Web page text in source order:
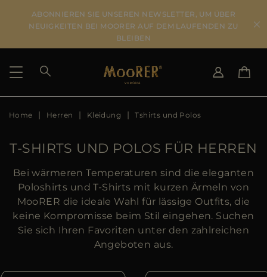
ABONNIEREN SIE UNSEREN NEWSLETTER, UM ÜBER
NEUIGKEITEN BEI MOORER AUF DEM LAUFENDEN ZU
BLEIBEN
LIEFERLAND
DE
AU
SPRACHE WÄHLEN
Home Herren Kleidung Tshirts und Polos
T-SHIRTS UND POLOS FÜR HERREN
Bei wärmeren Temperaturen sind die eleganten
Poloshirts und T-Shirts mit kurzen Ärmeln von
MooRER die ideale Wahl für lässige Outfits, die
keine Kompromisse beim Stil eingehen. Suchen
Sie sich Ihren Favoriten unter den zahlreichen
Angeboten aus.